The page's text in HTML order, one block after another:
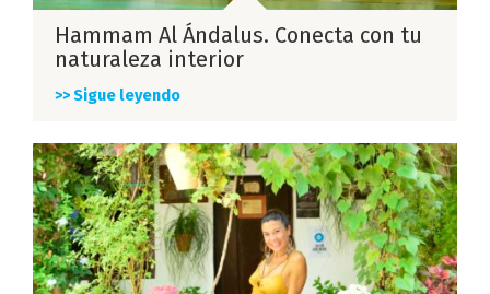
Hammam Al Ándalus. Conecta con tu
naturaleza interior
>> Sigue leyendo